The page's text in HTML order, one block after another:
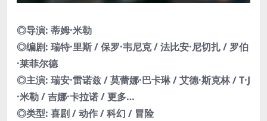
◎导演: 蒂姆·米勒
◎编剧: 瑞特·里斯 / 保罗·韦尼克 / 法比安·尼切扎 / 罗伯
·莱菲尔德
◎主演: 瑞安·雷诺兹 / 莫蕾娜·巴卡琳 / 艾德·斯克林 / T·J
·米勒 / 吉娜·卡拉诺 / 更多…
◎类型: 喜剧 / 动作 / 科幻 / 冒险